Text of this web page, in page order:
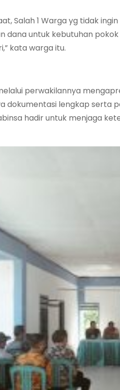
Salah 1 Warga yg tidak
dana untuk kebutuhan
kata warga itu.
perwakilannya
dokumentasi lengkap serta
hadir untuk menjaga